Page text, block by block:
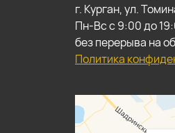
г. Курган, ул.
Пн-Вс с 9:00 до
без перерыва на
Политика